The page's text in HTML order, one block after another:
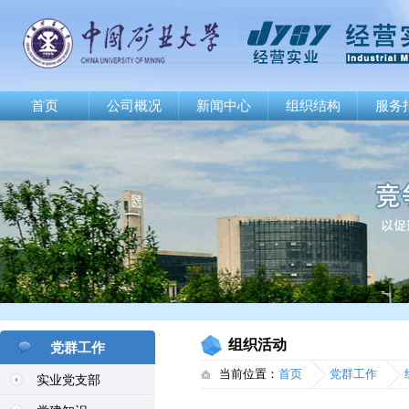
首页 公司概况 新闻中心 组织结构 服务
党群工作
实业党支部
组织活动
当前位置： 首页 党群工作